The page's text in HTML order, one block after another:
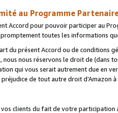
au Programme
Accord pour pouvoir participer au
toutes les informations
du présent Accord ou de conditions
nous réservons le droit de (dans
qui vous serait autrement due en
de tout autre droit
clients du fait de votre